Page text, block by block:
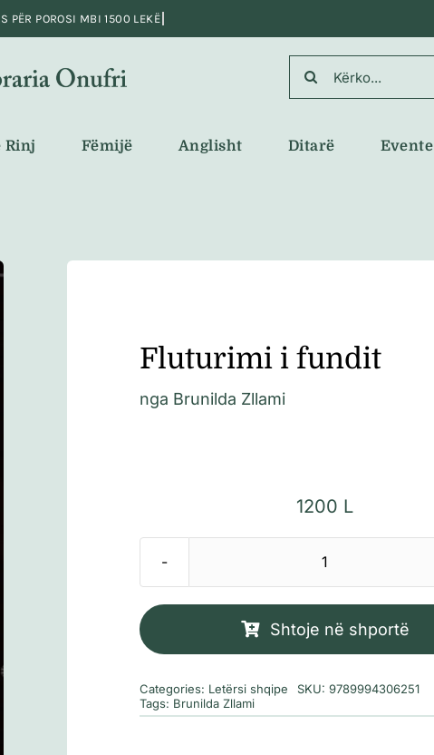
Search
for:
Rinj Fëmijë Anglisht Ditarë Evente
Fluturimi i fundit
nga Brunilda Zllami
1200 L
Sasi
i
Shtoje në shportë
Categories: Letërsi shqipe SKU: 9789994306251
Tags: Brunilda Zllami